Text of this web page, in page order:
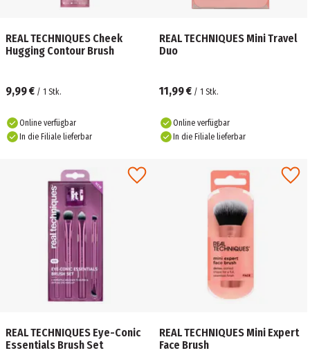
REAL TECHNIQUES Cheek
Hugging Contour Brush
9,99 € / 1 Stk.
Online verfügbar
In die Filiale lieferbar
REAL TECHNIQUES Mini Travel
Duo
11,99 € / 1 Stk.
Online verfügbar
In die Filiale lieferbar
REAL TECHNIQUES Eye-Conic
Essentials Brush Set
REAL TECHNIQUES Mini Expert
Face Brush